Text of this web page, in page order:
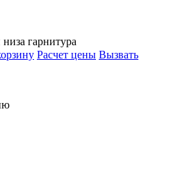
гарнитура
Расчет цены Вызвать